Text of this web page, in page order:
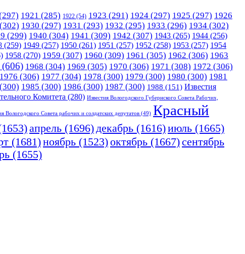
1921 (285) 1922 (54) 1923 (291) 1924 (297) 1925 (297) 1926
(302) 1930 (297) 1931 (293) 1932 (295) 1933 (296) 1934 (302)
(299) 1940 (304) 1941 (309) 1942 (307) 1943 (265) 1944 (256)
(259) 1949 (257) 1950 (261) 1951 (257) 1952 (258) 1953 (257) 1954
1958 (270) 1959 (307) 1960 (309) 1961 (305) 1962 (306) 1963
(606) 1968 (304) 1969 (305) 1970 (306) 1971 (308) 1972 (306)
1976 (306) 1977 (304) 1978 (300) 1979 (300) 1980 (300) 1981
(300) 1985 (300) 1986 (300) 1987 (300) 1988 (151) Известия
Комитета (280) Известия Вологодского Губернского Совета Рабочих,
Вологодского Совета рабочих и солдатских депутатов (49) Красный
апрель (1696)декабрь (1616)июль (1665)
(1681)ноябрь (1523)октябрь (1667)сентябрь
(1655)